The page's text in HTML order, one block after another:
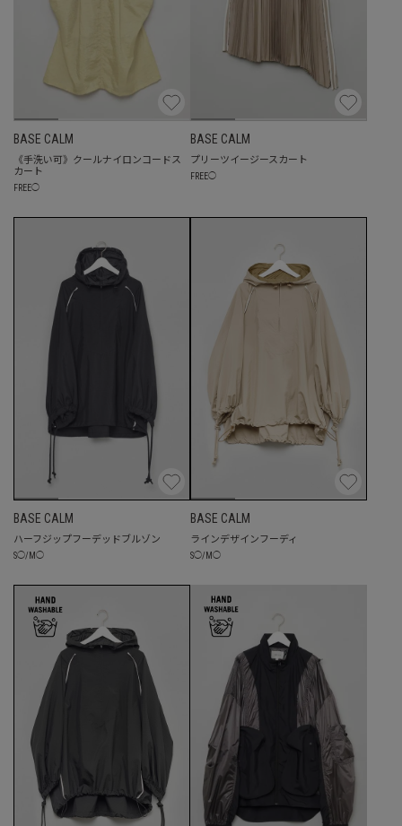
BASE CALM
《手洗い可》クールナイロンコードス
カート
FREE◯
BASE CALM
プリーツイージースカート
FREE◯
BASE CALM
ハーフジップフーデッドブルゾン
S◯/ M ◯
BASE CALM
ラインデザインフーディ
S◯/ M ◯